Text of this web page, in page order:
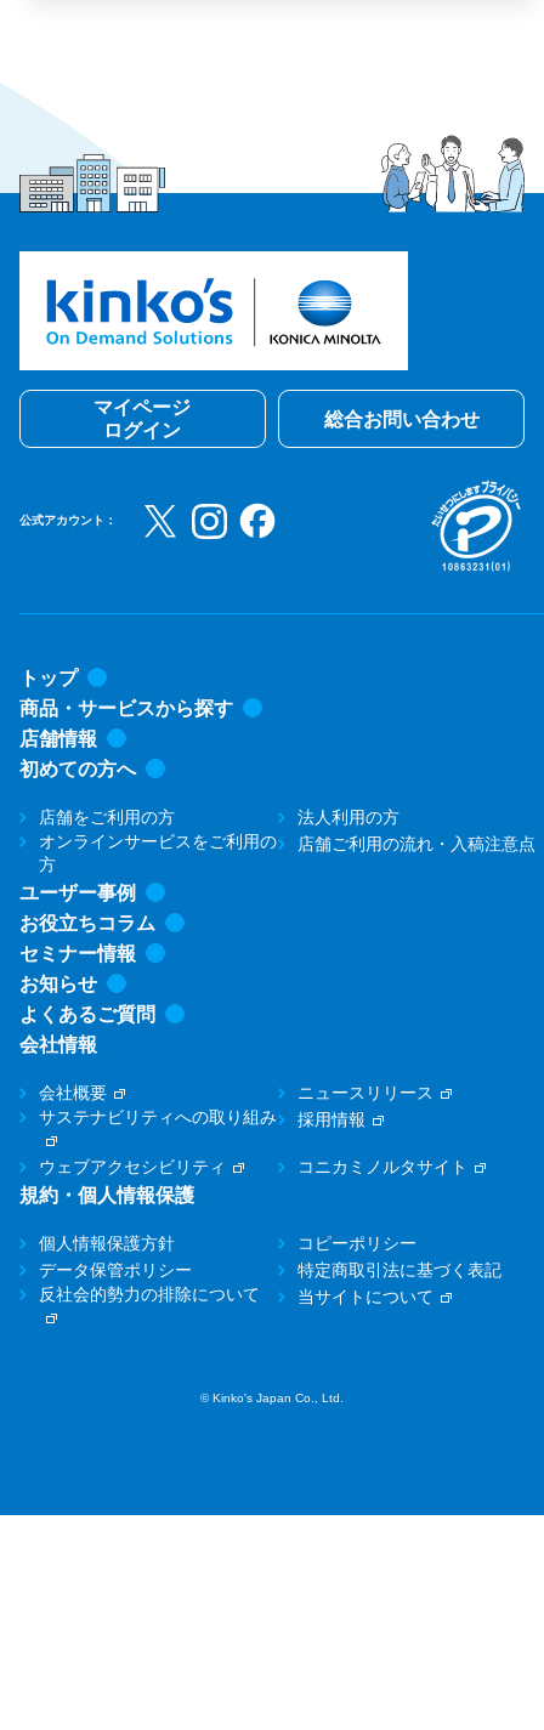
マイページ
ログイン
総合お問い合わせ
公式アカウント：
トップ
商品・サービスから探す
店舗情報
初めての方へ
店舗をご利用の方
法人利用の方
オンラインサービスをご利用の
方
店舗ご利用の流れ・入稿注意点
ユーザー事例
お役立ちコラム
セミナー情報
お知らせ
よくあるご質問
会社情報
会社概要
ニュースリリース
サステナビリティへの取り組み
採用情報
ウェブアクセシビリティ コニカミノルタサイト
規約・個人情報保護
個人情報保護方針
コピーポリシー
データ保管ポリシー
特定商取引法に基づく表記
反社会的勢力の排除について
当サイトについて
© Kinko's Japan Co., Ltd.